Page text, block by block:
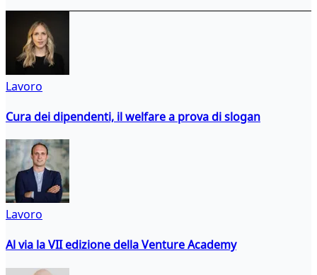
Lavoro
Cura dei dipendenti, il welfare a prova di slogan
Lavoro
Al via la VII edizione della Venture Academy